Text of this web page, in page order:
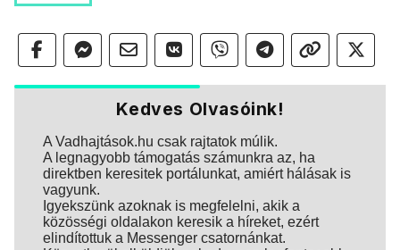
Kedves Olvasóink!
A Vadhajtások.hu csak rajtatok múlik.
A legnagyobb támogatás számunkra az, ha
direktben keresitek portálunkat, amiért hálásak is
vagyunk.
Igyekszünk azoknak is megfelelni, akik a
közösségi oldalakon keresik a híreket, ezért
elindítottuk a Messenger csatornánkat.